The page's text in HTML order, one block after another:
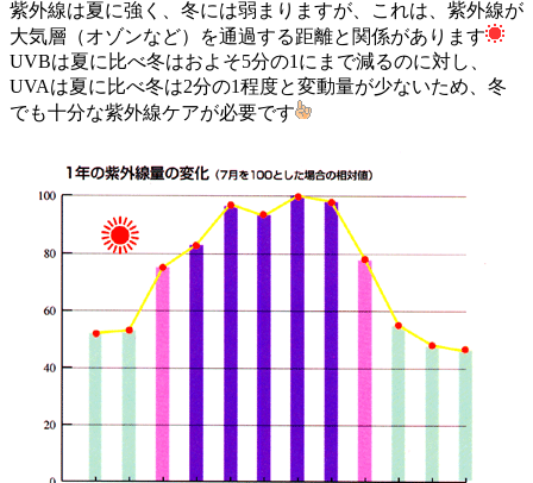
紫外線は夏に強く、冬には弱まりますが、これは、紫外線が
大気層（オゾンなど）を通過する距離と関係があります
UVBは夏に比べ冬はおよそ5分の1にまで減るのに対し、
UVAは夏に比べ冬は2分の1程度と変動量が少ないため、冬
でも十分な紫外線ケアが必要です